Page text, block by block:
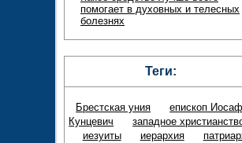
помогает в духовных и телесных
болезнях
Теги:
Брестская уния
епископ
Кунцевич
западное
иезуиты
иерархия